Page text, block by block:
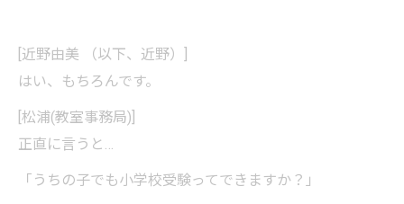
[近野由美 （以下、近野）]
はい、もちろんです。
[松浦(教室事務局)]
正直に言うと…
「うちの子でも小学校受験ってできますか？」